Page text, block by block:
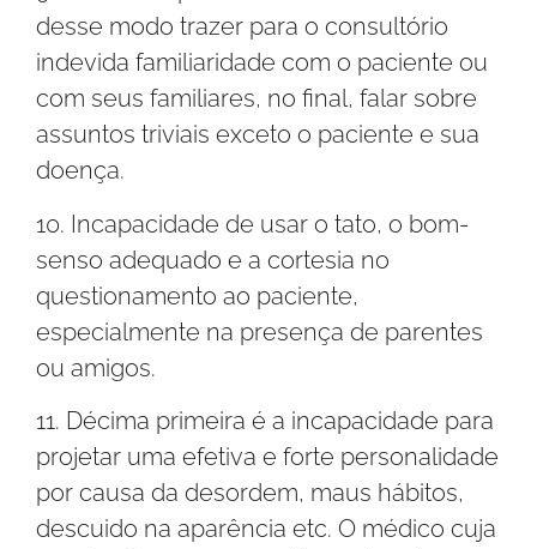
desse modo trazer para o consultório
indevida familiaridade com o paciente ou
com seus familiares, no final, falar sobre
assuntos triviais exceto o paciente e sua
doença.
10. Incapacidade de usar o tato, o bom-
senso adequado e a cortesia no
questionamento ao paciente,
especialmente na presença de parentes
ou amigos.
11. Décima primeira é a incapacidade para
projetar uma efetiva e forte personalidade
por causa da desordem, maus hábitos,
descuido na aparência etc. O médico cuja